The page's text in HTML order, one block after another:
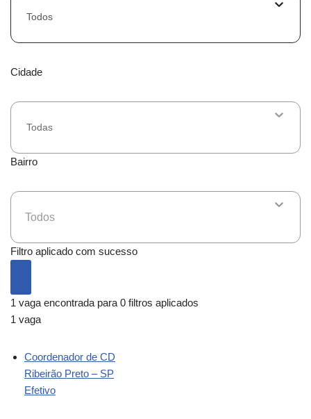
Todos
Cidade
Todas
Bairro
Todos
Filtro aplicado com sucesso
1 vaga encontrada para 0 filtros aplicados
1 vaga
Coordenador de CD
Ribeirão Preto – SP
Efetivo